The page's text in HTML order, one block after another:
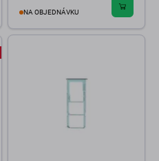
NA OBJEDNÁVKU